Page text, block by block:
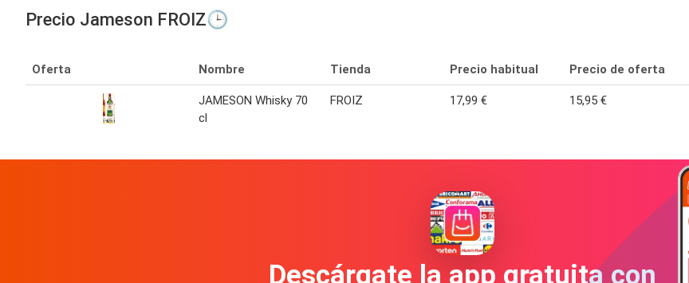
Precio Jameson FROIZ🕒
Oferta Nombre Tienda Precio habitual Precio de oferta
JAMESON Whisky 70
cl
FROIZ 17,99 € 15,95 €
Descárgate la app gratuita con